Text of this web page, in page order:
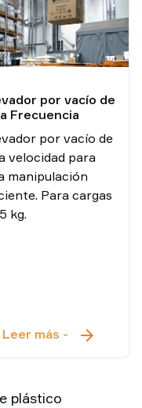
tareas
de
picking
por vacío de
Frecuencia
por vacío de
velocidad para
manipulación
Para cargas
kg.
Leer más -
Elevador
plástico